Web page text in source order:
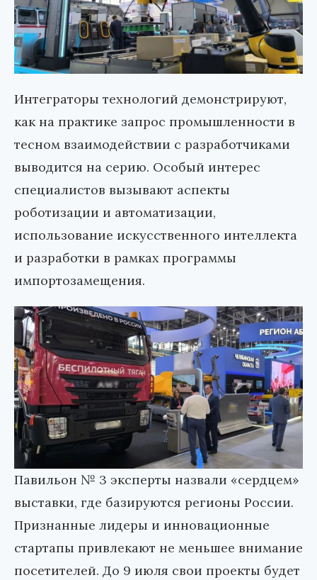
Интеграторы технологий демонстрируют,
как на практике запрос промышленности в
тесном взаимодействии с разработчиками
выводится на серию. Особый интерес
специалистов вызывают аспекты
роботизации и автоматизации,
использование искусственного интеллекта
и разработки в рамках программы
импортозамещения.
Павильон № 3 эксперты назвали «сердцем»
выставки, где базируются регионы России.
Признанные лидеры и инновационные
стартапы привлекают не меньшее внимание
посетителей. До 9 июля свои проекты будет